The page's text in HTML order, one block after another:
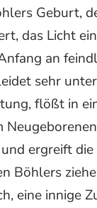
Geburt,
das Licht
an
sehr
flößt in
ergreift
Böhlers
eine innige